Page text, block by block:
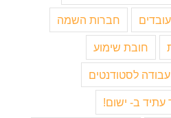
עובדים חברות השמה
חובת שימוע
לסטודנטים
עתיד ב- ישום!